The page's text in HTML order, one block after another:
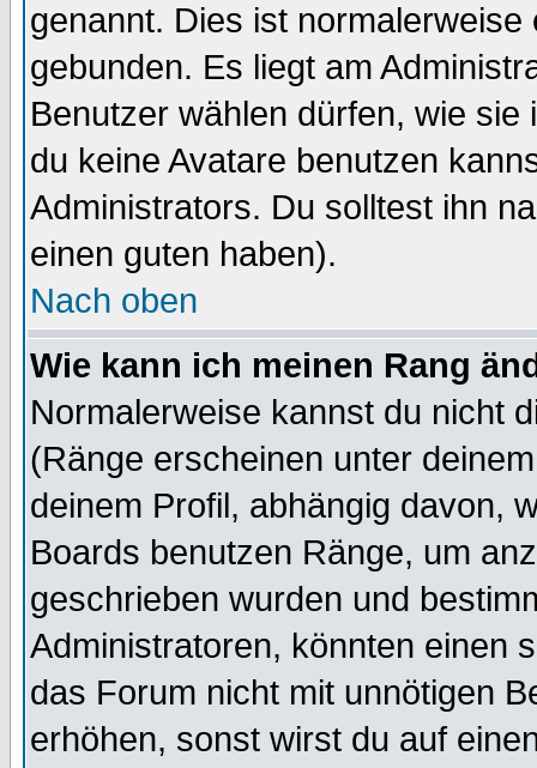
genannt. Dies ist
gebunden. Es liegt am
Benutzer wählen dürfen, wie
du keine Avatare benutzen
Administrators. Du solltest ihn
einen guten haben).
Nach oben
Wie kann ich meinen Rang
Normalerweise kannst du nicht
(Ränge erscheinen unter
deinem Profil, abhängig davon,
Boards benutzen Ränge, um
geschrieben wurden und
Administratoren, könnten einen
das Forum nicht mit unnötigen
erhöhen, sonst wirst du auf